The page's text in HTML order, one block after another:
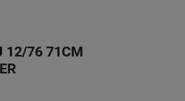
12/76 71CM